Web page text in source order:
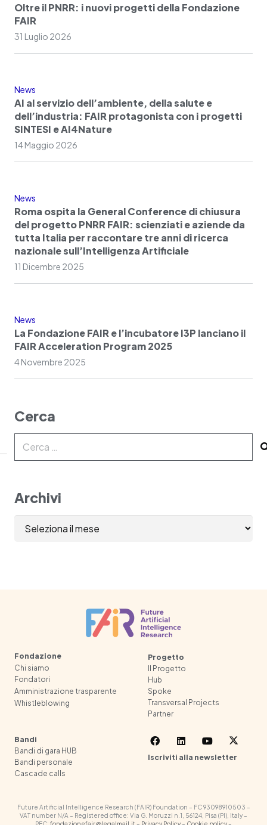
Oltre il PNRR: i nuovi progetti della Fondazione
FAIR
31 Luglio 2026
News
AI al servizio dell’ambiente, della salute e
dell’industria: FAIR protagonista con i progetti
SINTESI e AI4Nature
14 Maggio 2026
News
Roma ospita la General Conference di chiusura
del progetto PNRR FAIR: scienziati e aziende da
tutta Italia per raccontare tre anni di ricerca
nazionale sull’Intelligenza Artificiale
11 Dicembre 2025
News
La Fondazione FAIR e l’incubatore I3P lanciano il
FAIR Acceleration Program 2025
4 Novembre 2025
Cerca
per:
Archivi
Fondazione
Chi siamo
Fondatori
Amministrazione trasparente
Whistleblowing
Progetto
Il Progetto
Hub
Spoke
Transversal Projects
Partner
Bandi
Bandi di gara HUB
Bandi personale
Cascade calls
Iscriviti alla newsletter
Future Artificial Intelligence Research (FAIR) Foundation – FC 93098910503 –
VAT number N/A – Registered office: Via G. Moruzzi n.1, 56124, Pisa (PI), Italy –